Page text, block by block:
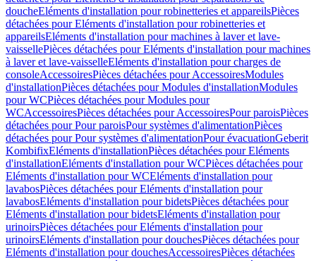
doucheEléments d'installation pour robinetteries et appareilsPièces
détachées pour Eléments d'installation pour robinetteries et
appareilsEléments d'installation pour machines à laver et lave-
vaissellePièces détachées pour Eléments d'installation pour machines
à laver et lave-vaisselleEléments d'installation pour charges de
consoleAccessoiresPièces détachées pour AccessoiresModules
d'installationPièces détachées pour Modules d'installationModules
pour WCPièces détachées pour Modules pour
WCAccessoiresPièces détachées pour AccessoiresPour paroisPièces
détachées pour Pour paroisPour systèmes d'alimentationPièces
détachées pour Pour systèmes d'alimentationPour évacuationGeberit
KombifixEléments d'installationPièces détachées pour Eléments
d'installationEléments d'installation pour WCPièces détachées pour
Eléments d'installation pour WCEléments d'installation pour
lavabosPièces détachées pour Eléments d'installation pour
lavabosEléments d'installation pour bidetsPièces détachées pour
Eléments d'installation pour bidetsEléments d'installation pour
urinoirsPièces détachées pour Eléments d'installation pour
urinoirsEléments d'installation pour douchesPièces détachées pour
Eléments d'installation pour douchesAccessoiresPièces détachées